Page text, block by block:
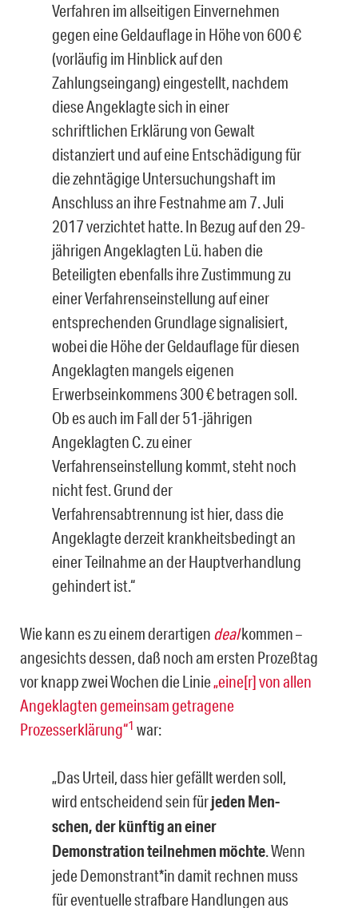
Verfahren im allseitigen Einvernehmen
gegen eine Geldauflage in Höhe von 600 €
(vorläufig im Hinblick auf den
Zahlungseingang) eingestellt, nachdem
diese Ange­klagte sich in einer
schriftlichen Erklärung von Gewalt
distanziert und auf eine Ent­schädigung für
die zehntägige Untersuchungshaft im
Anschluss an ihre Festnahme am 7. Juli
2017 verzichtet hatte. In Bezug auf den 29-
jährigen Angeklagten Lü. ha­ben die
Beteiligten ebenfalls ihre Zustimmung zu
einer Verfahrenseinstellung auf ei­ner
entsprechenden Grundlage signalisiert,
wobei die Höhe der Geldauflage für die­sen
Angeklagten mangels eigenen
Erwerbseinkommens 300 € betragen soll.
Ob es auch im Fall der 51-jährigen
Angeklagten C. zu einer
Verfahrenseinstellung kommt, steht noch
nicht fest. Grund der
Verfahrensabtrennung ist hier, dass die
Angeklagte derzeit krankheitsbedingt an
einer Teilnahme an der Hauptverhandlung
gehindert ist.“
Wie kann es zu einem derartigen dealkommen –
angesichts dessen, daß noch am ers­ten Prozeßtag
vor knapp zwei Wochen die Linie„eine[r] von allen
Angeklagten gemeinsam getragene
Prozesserklärung“1 war:
„Das Urteil, dass hier gefällt werden soll,
wird entscheidend sein fürjeden Men­
schen, der künftig an einer
Demonstration teilnehmen möchte. Wenn
jede Demons­trant*in damit rechnen muss
für eventuelle strafbare Handlungen aus